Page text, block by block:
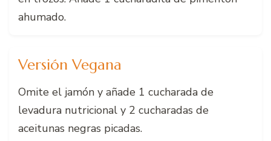
ahumado.
Versión Vegana
Omite el jamón y añade 1 cucharada de
levadura nutricional y 2 cucharadas de
aceitunas negras picadas.